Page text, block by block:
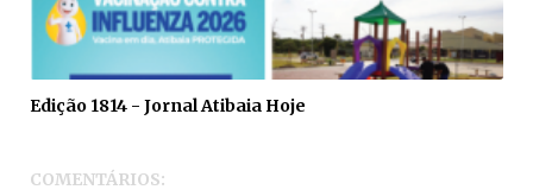
Edição 1814 - Jornal Atibaia Hoje
COMENTÁRIOS: